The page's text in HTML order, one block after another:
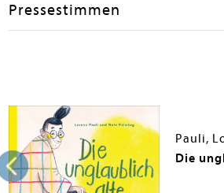
Pressestimmen
Pauli,
Die